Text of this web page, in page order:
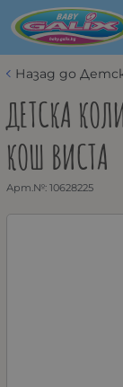
Назад до
ДЕТСКА
КОШ ВИСТА
Арт.№: 10628225